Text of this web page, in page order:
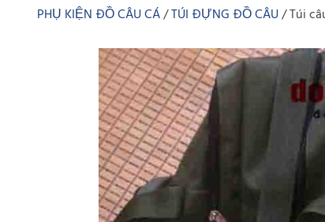
PHỤ KIỆN ĐỒ CÂU CÁ TÚI ĐỰNG ĐỒ CÂU Túi